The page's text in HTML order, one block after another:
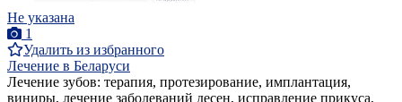
Не указана
1
Удалить из избранного
Лечение в Беларуси
Лечение зубов: терапия, протезирование, имплантация,
виниры, лечение заболеваний десен, исправление прикуса,